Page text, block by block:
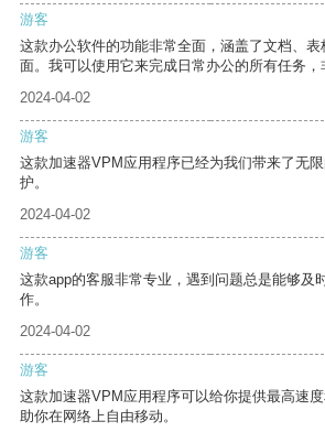
游客
这款办公软件的功能非常全面，涵盖了文档、
面。我可以使用它来完成日常办公的所有任务，
2024-04-02
游客
这款加速器VPM应用程序已经为我们带来了无
护。
2024-04-02
游客
这款app的客服非常专业，遇到问题总是能够及
作。
2024-04-02
游客
这款加速器VPM应用程序可以给你提供最高速
助你在网络上自由移动。